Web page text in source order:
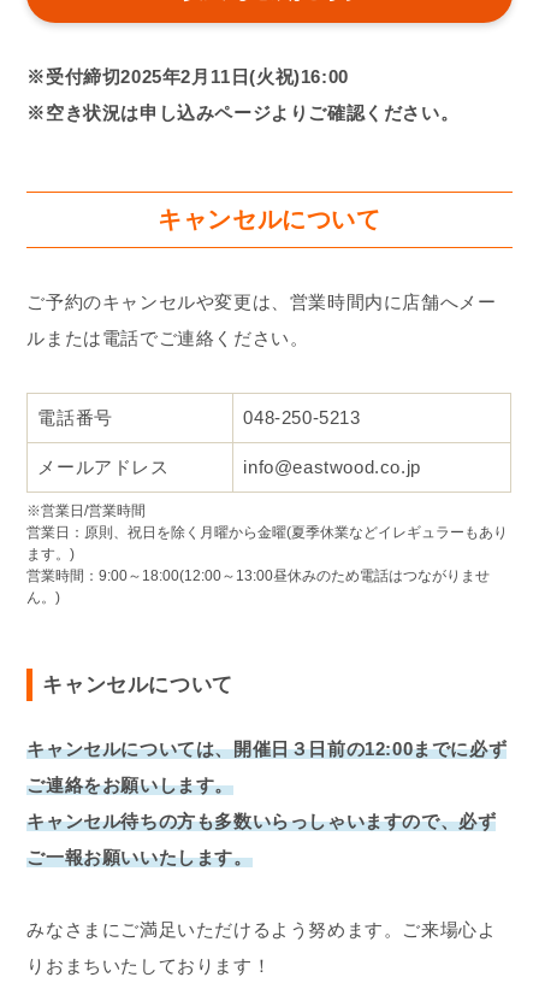
※受付締切2025年2月11日(火祝)16:00
※空き状況は申し込みページよりご確認ください。
キャンセルについて
ご予約のキャンセルや変更は、営業時間内に店舗へメー
ルまたは電話でご連絡ください。
電話番号 048-250-5213
メールアドレス info@eastwood.co.jp
※営業日/営業時間
営業日：原則、祝日を除く月曜から金曜(夏季休業などイレギュラーもあり
ます。)
営業時間：9:00～18:00(12:00～13:00昼休みのため電話はつながりませ
ん。)
キャンセルについて
キャンセルについては、開催日３日前の12:00までに必ず
ご連絡をお願いします。
キャンセル待ちの方も多数いらっしゃいますので、必ず
ご一報お願いいたします。
みなさまにご満足いただけるよう努めます。ご来場心よ
りおまちいたしております！